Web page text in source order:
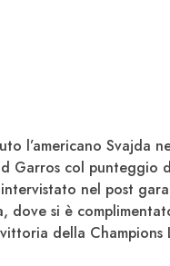
l’americano Svajda
Garros col punteggio
nel post
dove si è
della Champions